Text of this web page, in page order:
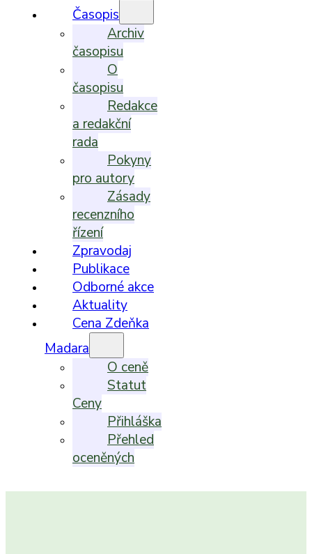
Časopis
Archiv
časopisu
O
časopisu
Redakce
a redakční
rada
Pokyny
pro autory
Zásady
recenzního
řízení
Zpravodaj
Publikace
Odborné akce
Aktuality
Cena Zdeňka
Madara
O ceně
Statut
Ceny
Přihláška
Přehled
oceněných